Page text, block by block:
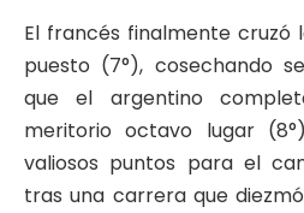
El francés finalmente
puesto (7°), cosechando
que el argentino
meritorio octavo lugar
valiosos puntos para el
tras una carrera que